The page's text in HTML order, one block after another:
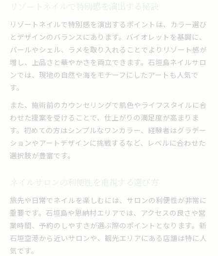
リゾートネイルで特別感を演出する秘訣
リゾートネイルで特別感を演出するポイントは、カラー選び
とデザインのバランスにあります。バイオレットを基調に、
パールやシェル、ラメを取り入れることでよりリゾート感が
増し、上品さと華やかさを両立できます。石垣島ネイルサロ
ンでは、現地の自然や海をモチーフにしたアートも人気で
す。
また、施術前のカウンセリングで肌色やライフスタイルに合
わせた提案を受けることで、仕上がりの満足度が高まりま
す。初めての方はシンプルなワンカラー、経験者はグラデー
ションやアートデザインに挑戦するなど、レベルに合わせた
選択肢が豊富です。
ネイルサロンの利便性を重視する選び方
旅先や日常でネイルを楽しむには、サロンの利便性が非常に
重要です。石垣島や恩納村エリアでは、アクセスの良さや営
業時間、予約のしやすさが選ぶ際のポイントとなります。新
石垣空港から近いサロンや、観光エリアにある店舗は特に人
気です。